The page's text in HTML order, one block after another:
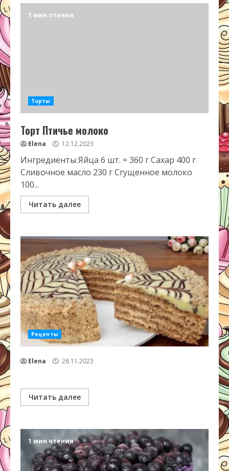
1 мин чтения
Торты
Торт Птичье молоко
Elena 12.12.2023
Ингредиенты Яйца 6 шт. = 360 г Сахар 400 г
Сливочное масло 230 г Сгущенное молоко
100...
Читать далее
Рецепты
Elena 26.11.2023
Читать далее
1 мин чтения